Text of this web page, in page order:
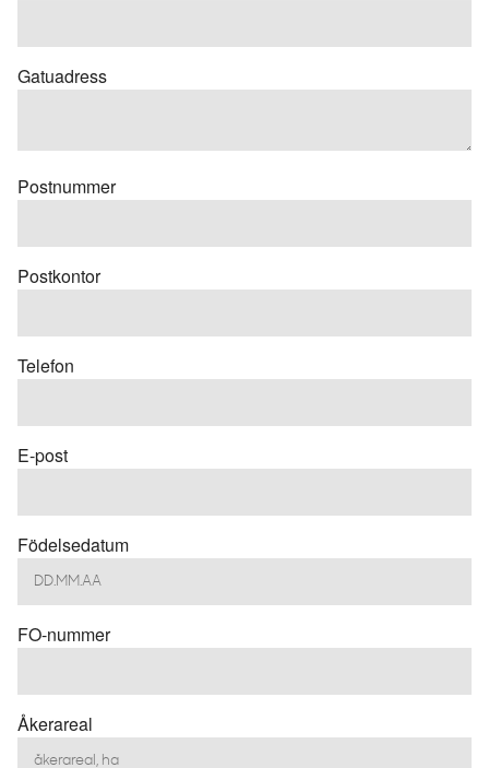
Gatuadress
Postnummer
Postkontor
Telefon
E-post
Födelsedatum
FO-nummer
Åkerareal